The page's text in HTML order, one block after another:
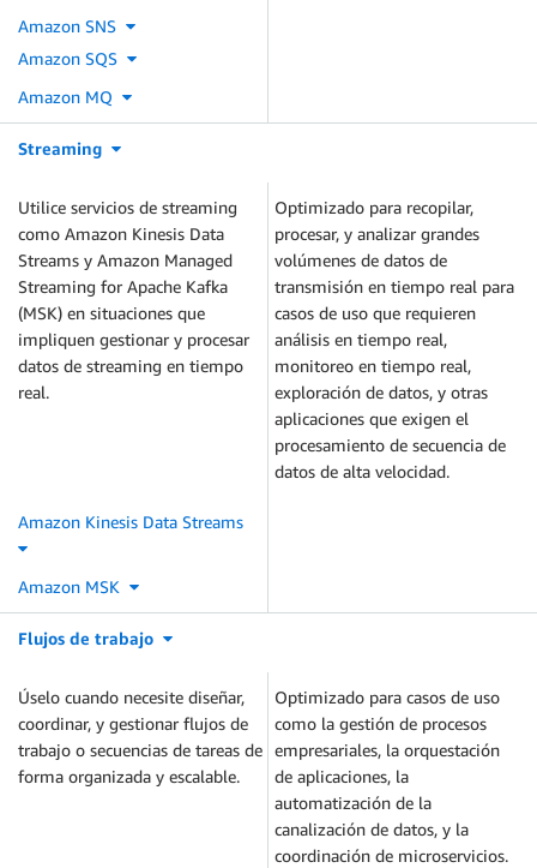
Amazon SNS
Amazon SQS
Amazon MQ
Streaming
Utilice servicios de streaming
como Amazon Kinesis Data
Streams y Amazon Managed
Streaming for Apache Kafka
(MSK) en situaciones que
impliquen gestionar y procesar
datos de streaming en tiempo
real.
Optimizado para recopilar,
procesar, y analizar grandes
volúmenes de datos de
transmisión en tiempo real para
casos de uso que requieren
análisis en tiempo real,
monitoreo en tiempo real,
exploración de datos, y otras
aplicaciones que exigen el
procesamiento de secuencia de
datos de alta velocidad.
Amazon Kinesis Data Streams
Amazon MSK
Flujos de trabajo
Úselo cuando necesite diseñar,
coordinar, y gestionar flujos de
trabajo o secuencias de tareas de
forma organizada y escalable.
Optimizado para casos de uso
como la gestión de procesos
empresariales, la orquestación
de aplicaciones, la
automatización de la
canalización de datos, y la
coordinación de microservicios.